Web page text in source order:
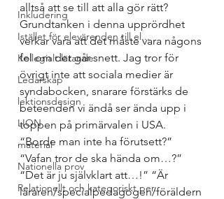
Inkludering
Istället för elevärenden till el...
Kollegialt lärande
Ledarskap
lektionsdesign
LION
material
Nationella prov
Relationellt och kategoriskt per...
alltså att se till att alla gör rätt?
Grundtanken i denna upprördhet
verkar vara att det måste vara någons
fel om det går snett. Jag tror för
övrigt inte att sociala medier är
syndabocken, snarare förstärks de
beteenden vi ändå ser ända upp i
toppen på primärvalen i USA.
“Borde man inte ha förutsett?”
“Vafan tror de ska hända om…?”
“Det är ju självklart att…!” “Är
läraren/specialpedagogen/föräldern